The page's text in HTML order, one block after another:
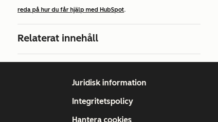
reda på hur du får hjälp med HubSpot.
Relaterat innehåll
Juridisk information
Integritetspolicy
Hantera cookies